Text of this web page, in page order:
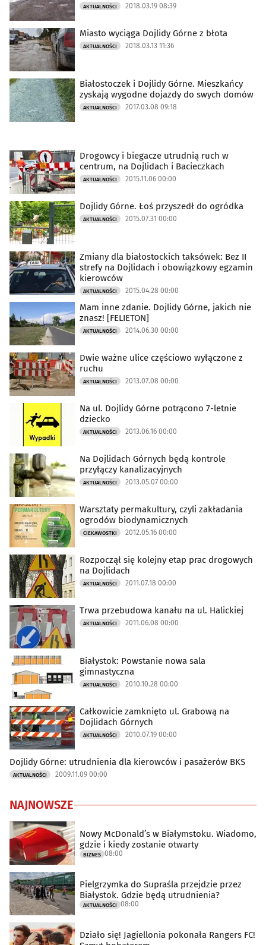
AKTUALNOŚCI 2018.03.19 08:39
Miasto wyciąga Dojlidy Górne z błota
AKTUALNOŚCI 2018.03.13 11:36
Białostoczek i Dojlidy Górne. Mieszkańcy
zyskają wygodne dojazdy do swych domów
AKTUALNOŚCI 2017.03.08 09:18
Drogowcy i biegacze utrudnią ruch w
centrum, na Dojlidach i Bacieczkach
AKTUALNOŚCI 2015.11.06 00:00
Dojlidy Górne. Łoś przyszedł do ogródka
AKTUALNOŚCI 2015.07.31 00:00
Zmiany dla białostockich taksówek: Bez II
strefy na Dojlidach i obowiązkowy egzamin
kierowców
AKTUALNOŚCI 2015.04.28 00:00
Mam inne zdanie. Dojlidy Górne, jakich nie
znasz! [FELIETON]
AKTUALNOŚCI 2014.06.30 00:00
Dwie ważne ulice częściowo wyłączone z
ruchu
AKTUALNOŚCI 2013.07.08 00:00
Na ul. Dojlidy Górne potrącono 7-letnie
dziecko
AKTUALNOŚCI 2013.06.16 00:00
Na Dojlidach Górnych będą kontrole
przyłączy kanalizacyjnych
AKTUALNOŚCI 2013.05.07 00:00
Warsztaty permakultury, czyli zakładania
ogrodów biodynamicznych
CIEKAWOSTKI 2012.05.16 00:00
Rozpoczął się kolejny etap prac drogowych
na Dojlidach
AKTUALNOŚCI 2011.07.18 00:00
Trwa przebudowa kanału na ul. Halickiej
AKTUALNOŚCI 2011.06.08 00:00
Białystok: Powstanie nowa sala
gimnastyczna
AKTUALNOŚCI 2010.10.28 00:00
Całkowicie zamknięto ul. Grabową na
Dojlidach Górnych
AKTUALNOŚCI 2010.07.19 00:00
Dojlidy Górne: utrudnienia dla kierowców i pasażerów BKS
AKTUALNOŚCI 2009.11.09 00:00
NAJNOWSZE
Nowy McDonald’s w Białymstoku. Wiadomo,
gdzie i kiedy zostanie otwarty
BIZNES 08:00
Pielgrzymka do Supraśla przejdzie przez
Białystok. Gdzie będą utrudnienia?
AKTUALNOŚCI 08:00
Działo się! Jagiellonia pokonała Rangers FC!